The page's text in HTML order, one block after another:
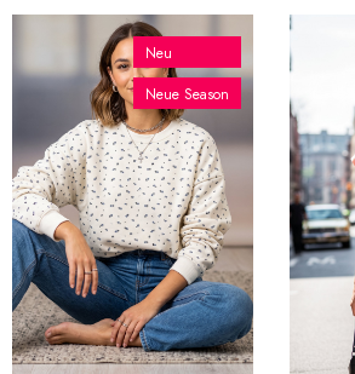
Neu
Neue Season